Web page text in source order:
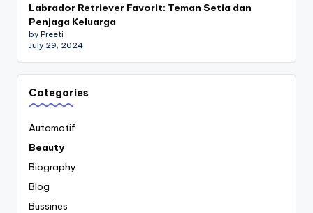
Labrador Retriever Favorit: Teman Setia dan
Penjaga Keluarga
by Preeti
July 29, 2024
Categories
Automotif
Beauty
Biography
Blog
Bussines